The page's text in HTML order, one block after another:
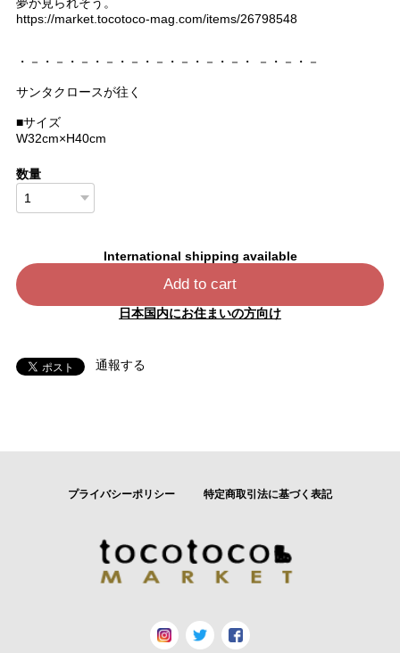
https://market.tocotoco-mag.com/items/26798548
・－・－・－・－・－・－・－・－・－・ －・－・－
サンタクロースが往く
■サイズ
W32cm×H40cm
数量
International shipping available
Add to cart
日本国内にお住まいの方向け
通報する
プライバシーポリシー 特定商取引法に基づく表記